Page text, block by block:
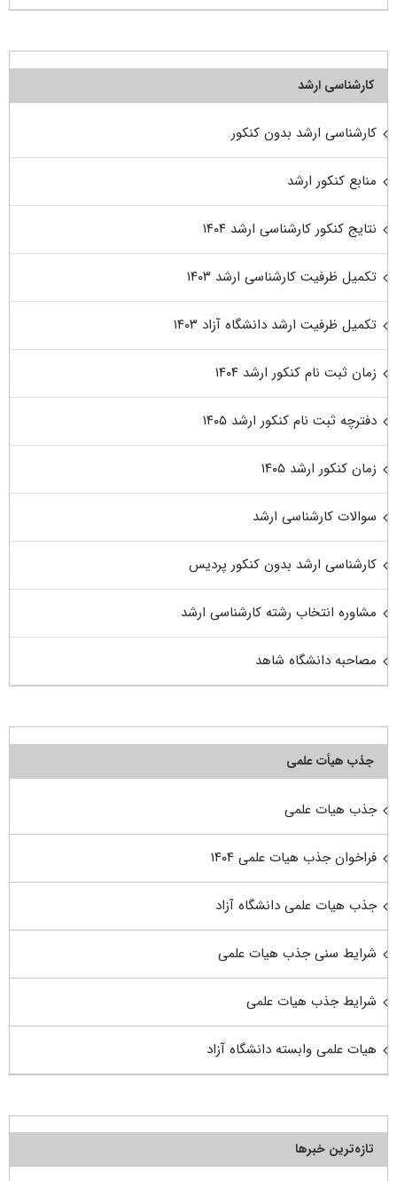
کارشناسی ارشد
کارشناسی ارشد بدون کنکور
منابع کنکور ارشد
نتایج کنکور کارشناسی ارشد ۱۴۰۴
تکمیل ظرفیت کارشناسی ارشد ۱۴۰۳
تکمیل ظرفیت ارشد دانشگاه آزاد ۱۴۰۳
زمان ثبت نام کنکور ارشد ۱۴۰۴
دفترچه ثبت نام کنکور ارشد ۱۴۰۵
زمان کنکور ارشد ۱۴۰۵
سوالات کارشناسی ارشد
کارشناسی ارشد بدون کنکور پردیس
مشاوره انتخاب رشته کارشناسی ارشد
مصاحبه دانشگاه شاهد
جذب هیأت علمی
جذب هیات علمی
فراخوان جذب هیات علمی ۱۴۰۴
جذب هیات علمی دانشگاه آزاد
شرایط سنی جذب هیات علمی
شرایط جذب هیات علمی
هیات علمی وابسته دانشگاه آزاد
تازه‌ترین خبرها